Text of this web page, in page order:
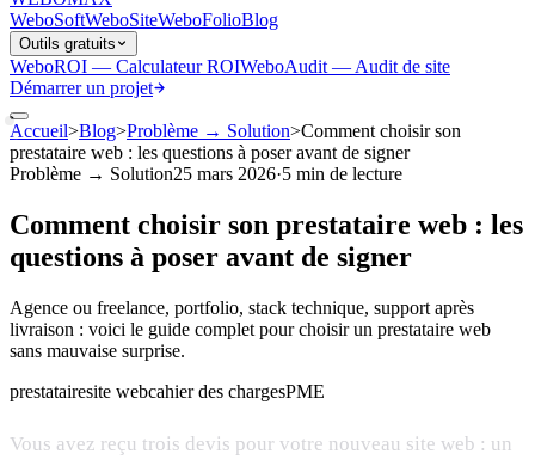
WeboSoftWeboSiteWeboFolioBlog
Outils gratuits
WeboROI — Calculateur ROIWeboAudit — Audit de site
Démarrer un projet
Accueil>Blog>Problème → Solution>Comment choisir son
prestataire web : les questions à poser avant de signer
Problème → Solution25 mars 2026·5 min de lecture
Comment choisir son prestataire web : les
questions à poser avant de signer
Agence ou freelance, portfolio, stack technique, support après
livraison : voici le guide complet pour choisir un prestataire web
sans mauvaise surprise.
prestatairesite webcahier des chargesPME
Vous avez reçu trois devis pour votre nouveau site web : un